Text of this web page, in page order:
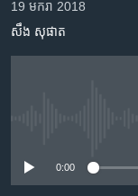
ម្តង
រំលង​
និង​
សម្ព័ន្ធ​
រំលង​
ព្រឹត្តិការណ៍ព័ត៌មាន
ទូរទស្សន៍ / វីដេអូ​
Khmer English
19 មករា 2018
សឹង សុផាត
0:00